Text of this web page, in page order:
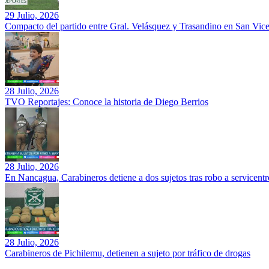
29 Julio, 2026
Compacto del partido entre Gral. Velásquez y Trasandino en San
28 Julio, 2026
TVO Reportajes: Conoce la historia de Diego Berrios
28 Julio, 2026
En Nancagua, Carabineros detiene a dos sujetos tras robo a
28 Julio, 2026
Carabineros de Pichilemu, detienen a sujeto por tráfico de drogas